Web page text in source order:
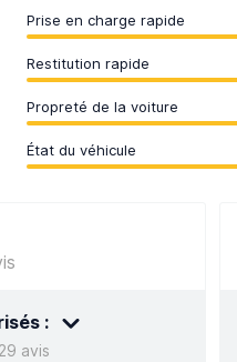
Prise en charge rapide
Restitution rapide
Propreté de la voiture
État du véhicule
:
avis